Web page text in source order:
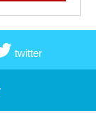
twitter